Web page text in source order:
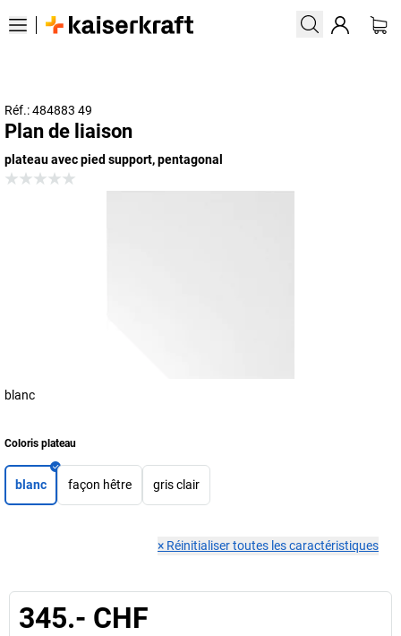
Réf.: 484883 49
Plan de liaison
plateau avec pied support, pentagonal
blanc
Coloris plateau
blanc façon hêtre gris clair
× Réinitialiser toutes les caractéristiques
345.- CHF